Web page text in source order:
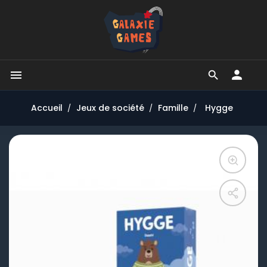


Accueil Jeux de société Famille Hygge